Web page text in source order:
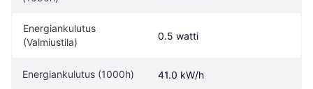
Energiankulutus
(Valmiustila)
0.5 watti
Energiankulutus (1000h) 41.0 kW/h